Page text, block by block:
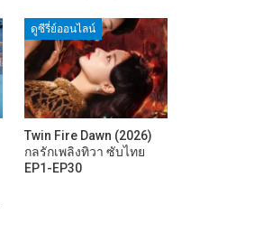
ดูซีรี่ย์ออนไลน์
Twin Fire Dawn (2026)
กลรักเพลิงทิวา ซับไทย
EP1-EP30